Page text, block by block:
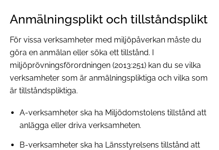
Anmälningsplikt och tillståndsplikt
För vissa verksamheter med miljöpåverkan måste du
göra en anmälan eller söka ett tillstånd. I
miljöprövningsförordningen (2013:251) kan du se vilka
verksamheter som är anmälningspliktiga och vilka som
är tillståndspliktiga.
A-verksamheter ska ha Miljödomstolens tillstånd att
anlägga eller driva verksamheten.
B-verksamheter ska ha Länsstyrelsens tillstånd att